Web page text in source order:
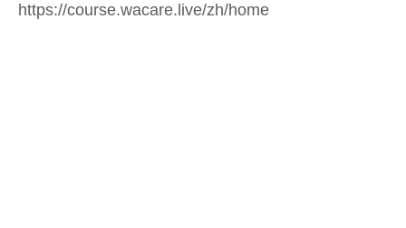
https://course.wacare.live/zh/home